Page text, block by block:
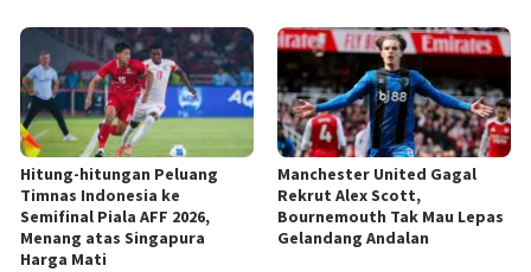
Hitung-hitungan Peluang
Timnas Indonesia ke
Semifinal Piala AFF 2026,
Menang atas Singapura
Harga Mati
Manchester United Gagal
Rekrut Alex Scott,
Bournemouth Tak Mau Lepas
Gelandang Andalan